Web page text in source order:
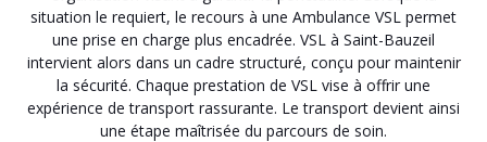
situation le requiert, le recours à une Ambulance VSL permet
une prise en charge plus encadrée. VSL à Saint-Bauzeil
intervient alors dans un cadre structuré, conçu pour maintenir
la sécurité. Chaque prestation de VSL vise à offrir une
expérience de transport rassurante. Le transport devient ainsi
une étape maîtrisée du parcours de soin.